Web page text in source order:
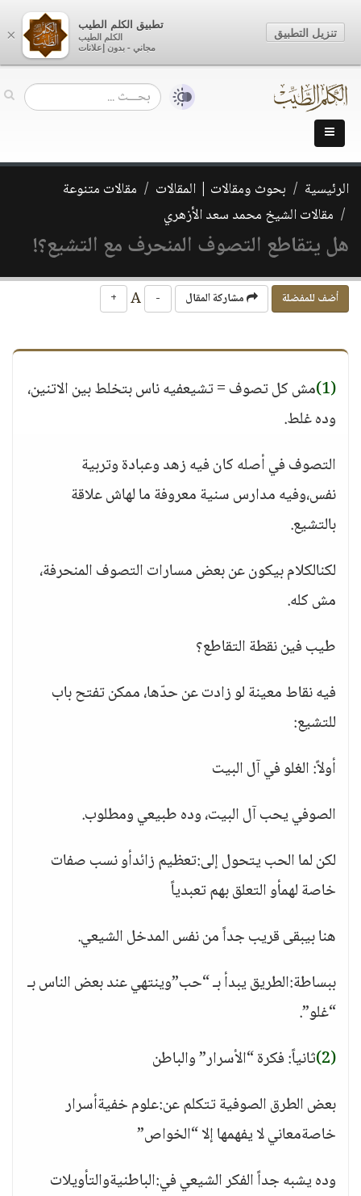
الرئيسية بحوث ومقالات | المقالات
مقالات متنوعة
مقالات الشيخ محمد سعد الأزهري
هل يتقاطع التصوف المنحرف مع التشيع؟!
أضف للمفضلة مشاركة المقال -
+
(1) مش كل تصوف = تشيعفيه ناس بتخلط بين الاتنين،
وده غلط.
التصوف في أصله كان فيه زهد وعبادة وتربية
نفس،وفيه مدارس سنية معروفة ما لهاش علاقة
بالتشيع.
لكنالكلام بيكون عن بعض مسارات التصوف المنحرفة،
مش كله.
طيب فين نقطة التقاطع؟
فيه نقاط معينة لو زادت عن حدّها، ممكن تفتح باب
للتشيع:
أولاً: الغلو في آل البيت
الصوفي يحب آل البيت، وده طبيعي ومطلوب.
لكن لما الحب يتحول إلى:تعظيم زائدأو نسب صفات
خاصة لهمأو التعلق بهم تعبدياً
هنا بيبقى قريب جداً من نفس المدخل الشيعي.
ببساطة:الطريق يبدأ بـ “حب”وينتهي عند بعض الناس بـ
“غلو”.
(2) ثانياً: فكرة “الأسرار” والباطن
بعض الطرق الصوفية تتكلم عن:علوم خفيةأسرار
خاصةمعاني لا يفهمها إلا “الخواص”
وده يشبه جداً الفكر الشيعي في:الباطنيةوالتأويلات
×
تطبيق الكلم الطيب
الكلم الطيب
مجاني - بدون إعلانات
تنزيل التطبيق